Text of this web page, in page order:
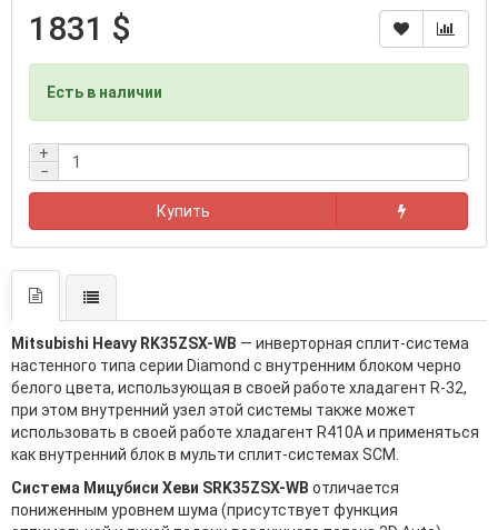
1831 $
Есть в наличии
+
−
Купить
Mitsubishi Heavy RK35ZSX-WB — инверторная сплит-система
настенного типа серии Diamond с внутренним блоком черно
белого цвета, использующая в своей работе хладагент R-32,
при этом внутренний узел этой системы также может
использовать в своей работе хладагент R410A и применяться
как внутренний блок в мульти сплит-системах SCM.
Система Мицубиси Хеви SRK35ZSX-WB отличается
пониженным уровнем шума (присутствует функция